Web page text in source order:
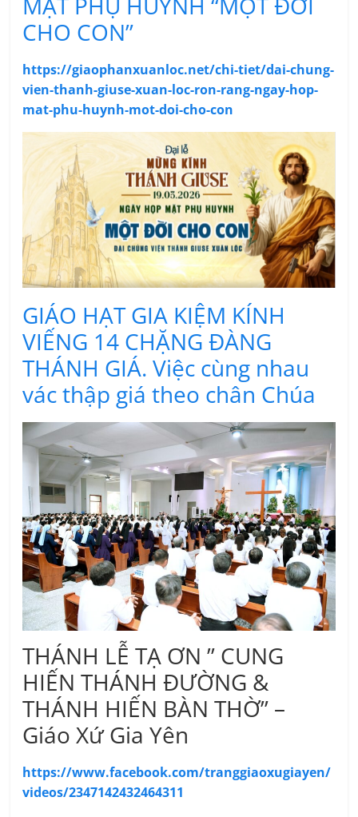
CHO CON”
https://giaophanxuanloc.net/chi-tiet/dai-chung-
vien-thanh-giuse-xuan-loc-ron-rang-ngay-hop-
mat-phu-huynh-mot-doi-cho-con
GIÁO HẠT GIA KIỆM KÍNH
VIẾNG 14 CHẶNG ĐÀNG
THÁNH GIÁ. Việc cùng nhau
vác thập giá theo chân Chúa
THÁNH LỄ TẠ ƠN ” CUNG
HIẾN THÁNH ĐƯỜNG &
THÁNH HIẾN BÀN THỜ” –
Giáo Xứ Gia Yên
https://www.facebook.com/tranggiaoxugiayen/
videos/2347142432464311